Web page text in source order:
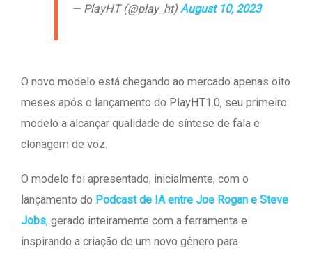
— PlayHT (@play_ht) August 10, 2023
O novo modelo está chegando ao mercado apenas oito
meses após o lançamento do PlayHT1.0, seu primeiro
modelo a alcançar qualidade de síntese de fala e
clonagem de voz.
O modelo foi apresentado, inicialmente, com o
lançamento do Podcast de IA entre Joe Rogan e Steve
Jobs, gerado inteiramente com a ferramenta e
inspirando a criação de um novo gênero para